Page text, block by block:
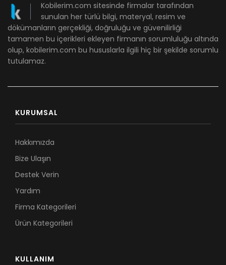
Kobilerim.com sitesinde firmalar tarafından
sunulan her türlü bilgi, materyal, resim ve
dökümanların gerçekliği, doğruluğu ve güvenilirliği
tamamen bu içerikleri ekleyen firmanın sorumluluğu altında
olup, kobilerim.com bu hususlarla ilgili hiç bir şekilde sorumlu
tutulamaz.
KURUMSAL
Hakkımızda
Bize Ulaşın
Destek Verin
Yardım
Firma Kategorileri
Ürün Kategorileri
KULLANIM